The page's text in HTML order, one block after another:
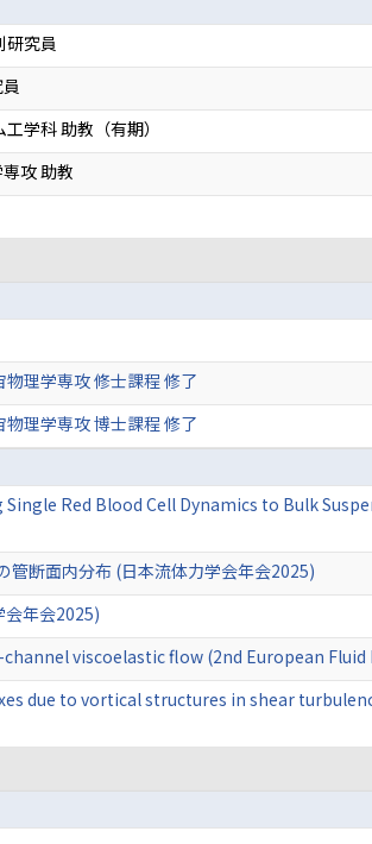
研究員
学科 助教（有期）
攻 助教
理学専攻 修士課程 修了
理学専攻 博士課程 修了
Red Blood Cell Dynamics to Bulk
管断面内分布 (日本流体力学会年会2025)
年会2025)
viscoelastic flow (2nd European Fluid
due to vortical structures in shear